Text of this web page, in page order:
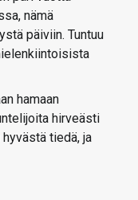
nämä
päiviin. Tuntuu
hamaan
hirveästi
tiedä, ja